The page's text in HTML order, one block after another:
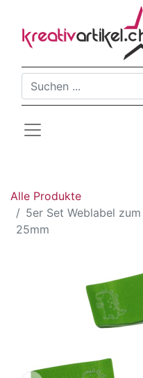
Alle Produkte
5er Set Weblabel
25mm